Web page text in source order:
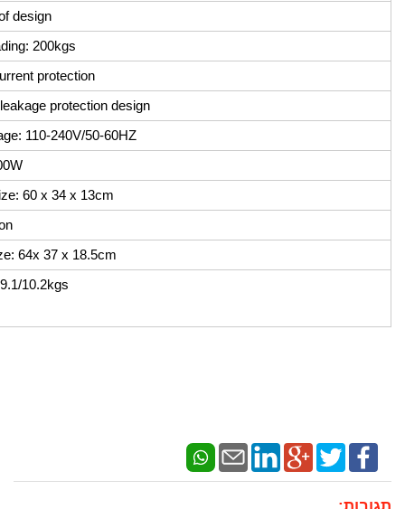
design
200kgs
protection
protection design
110-240V/50-60HZ
60 x 34 x 13cm
64x 37 x 18.5cm
10.2kgs